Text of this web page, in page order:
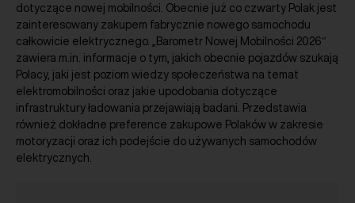
dotyczące nowej mobilności. Obecnie już co czwarty Polak jest
zainteresowany zakupem fabrycznie nowego samochodu
całkowicie elektrycznego. „Barometr Nowej Mobilności 2026″
zawiera m.in. informacje o tym, jakich obecnie pojazdów szukają
Polacy, jaki jest poziom wiedzy społeczeństwa na temat
elektromobilności oraz jakie upodobania dotyczące
infrastruktury ładowania przejawiają badani. Przedstawia
również dokładne preference zakupowe Polaków w zakresie
motoryzacji oraz ich podejście do używanych samochodów
elektrycznych.